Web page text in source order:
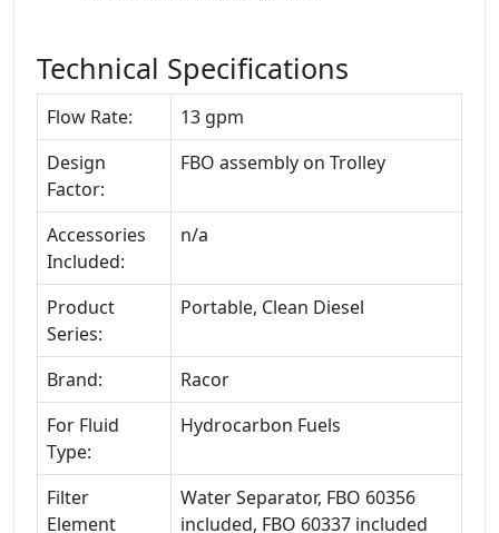
Technical Specifications
Flow Rate:
13 gpm
Design
Factor:
FBO assembly on Trolley
Accessories
Included:
n/a
Product
Series:
Portable, Clean Diesel
Brand:
Racor
For Fluid
Type:
Hydrocarbon Fuels
Filter
Element
Water Separator, FBO 60356
included, FBO 60337 included